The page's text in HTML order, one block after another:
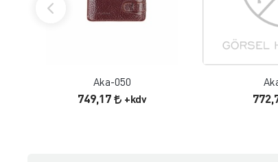
FAVORILERE EKLE
Aka-050
749,17 +kdv